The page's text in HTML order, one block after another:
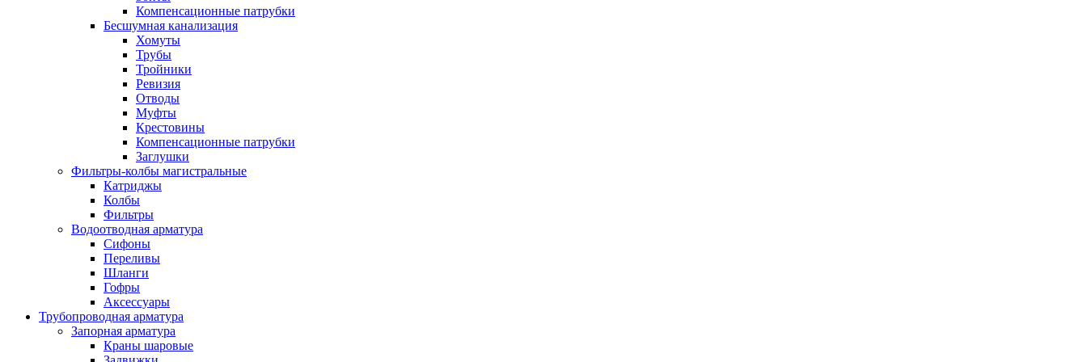
Компенсационные патрубки
Бесшумная канализация
Хомуты
Трубы
Тройники
Ревизия
Отводы
Муфты
Крестовины
Компенсационные патрубки
Заглушки
Фильтры-колбы магистральные
Катриджы
Колбы
Фильтры
Водоотводная арматура
Сифоны
Переливы
Шланги
Гофры
Аксессуары
Трубопроводная арматура
Запорная арматура
Краны шаровые